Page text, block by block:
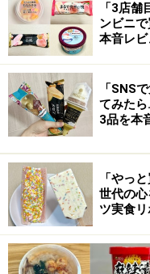
3. 中までふんわり
香るフィナンシェ
「3店
ンビニ
本音レ
「SNS
てみた
3品を本
「やっ
世代の
ツ実食